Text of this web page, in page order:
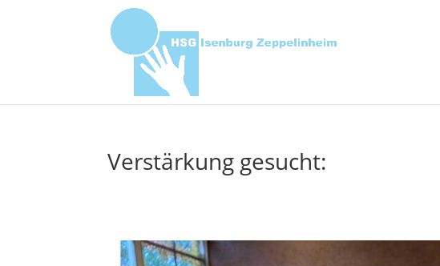
Verstärkung gesucht: